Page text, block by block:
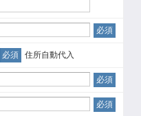
必須
必須 住所自動代入
必須
必須